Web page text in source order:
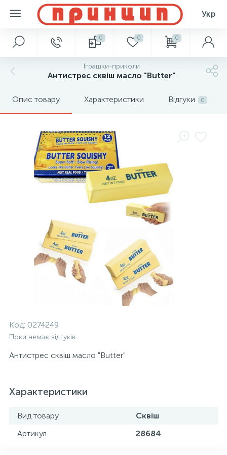
Укр
0 0 0
Іграшки-приколи
Антистрес сквіш масло "Butter"
Опис товару Характеристики Відгуки 0
Код: 0274249
Поки немає відгуків
Антистрес сквіш масло "Butter"
Характеристики
Вид товару
Сквіш
Артикул
28684